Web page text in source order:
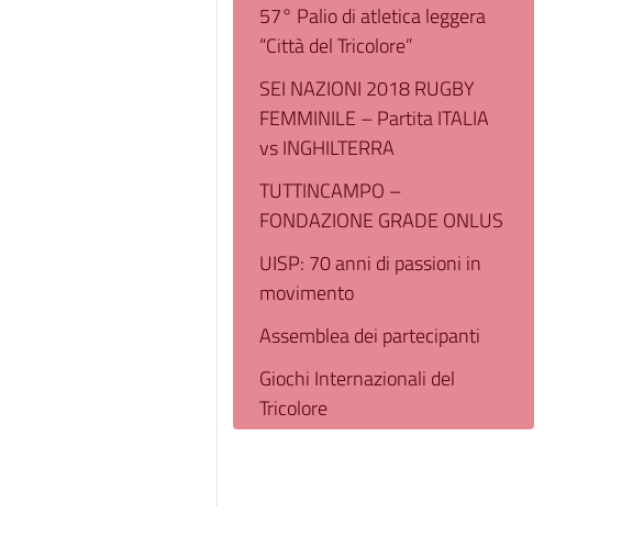
57° Palio di atletica leggera
“Città del Tricolore”
SEI NAZIONI 2018 RUGBY
FEMMINILE – Partita ITALIA
vs INGHILTERRA
TUTTINCAMPO –
FONDAZIONE GRADE ONLUS
UISP: 70 anni di passioni in
movimento
Assemblea dei partecipanti
Giochi Internazionali del
Tricolore